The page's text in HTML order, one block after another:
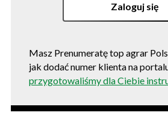
Zaloguj się
Masz Prenumeratę top agrar
jak dodać numer klienta na
przygotowaliśmy dla Ciebie